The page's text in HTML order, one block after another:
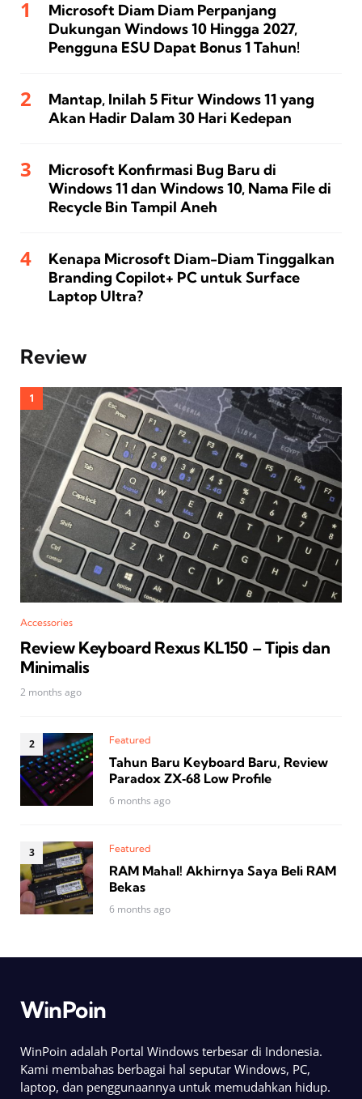
Microsoft Diam Diam Perpanjang
Dukungan Windows 10 Hingga 2027,
Pengguna ESU Dapat Bonus 1 Tahun!
Mantap, Inilah 5 Fitur Windows 11 yang
Akan Hadir Dalam 30 Hari Kedepan
Microsoft Konfirmasi Bug Baru di
Windows 11 dan Windows 10, Nama File di
Recycle Bin Tampil Aneh
Kenapa Microsoft Diam-Diam Tinggalkan
Branding Copilot+ PC untuk Surface
Laptop Ultra?
Review
Accessories
Review Keyboard Rexus KL150 – Tipis dan
Minimalis
2 months ago
Featured
Tahun Baru Keyboard Baru, Review
Paradox ZX‑68 Low Profile
6 months ago
Featured
RAM Mahal! Akhirnya Saya Beli RAM
Bekas
6 months ago
WinPoin
WinPoin adalah Portal Windows terbesar di Indonesia.
Kami membahas berbagai hal seputar Windows, PC,
laptop, dan penggunaannya untuk memudahkan hidup.